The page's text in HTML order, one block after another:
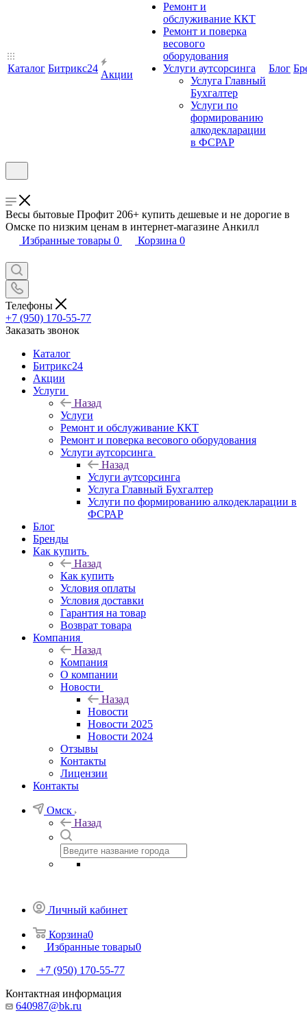
Каталог Битрикс24
Акции
Ремонт и
обслуживание ККТ
Ремонт и поверка
весового
оборудования
Услуги аутсорсинга
Услуга Главный
Бухгалтер
Услуги по
формированию
алкодекларации
в ФСРАР
Блог
Весы бытовые Профит 206+ купить дешевые и не дорогие в
Омске по низким ценам в интернет-магазине Анкилл
Избранные товары 0 Корзина 0
Телефоны
+7 (950) 170-55-77
Заказать звонок
Каталог
Битрикс24
Акции
Услуги
Назад
Услуги
Ремонт и обслуживание ККТ
Ремонт и поверка весового оборудования
Услуги аутсорсинга
Назад
Услуги аутсорсинга
Услуга Главный Бухгалтер
Услуги по формированию алкодекларации в
ФСРАР
Блог
Бренды
Как купить
Назад
Как купить
Условия оплаты
Условия доставки
Гарантия на товар
Возврат товара
Компания
Назад
Компания
О компании
Новости
Назад
Новости
Новости 2025
Новости 2024
Отзывы
Контакты
Лицензии
Контакты
Омск
Назад
Личный кабинет
Корзина0
Избранные товары0
+7 (950) 170-55-77
Контактная информация
640987@bk.ru